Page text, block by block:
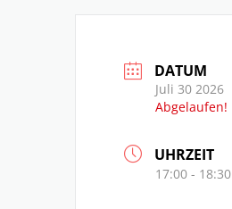
DATUM
Juli 30 2026
Abgelaufen!
UHRZEIT
17:00 - 18:30